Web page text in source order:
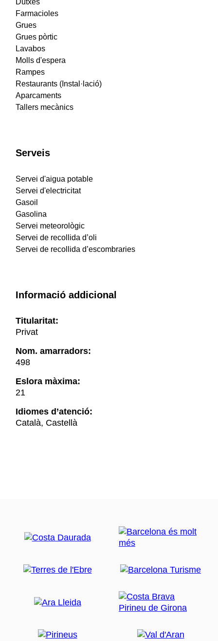
Dutxes
Farmacioles
Grues
Grues pòrtic
Lavabos
Molls d'espera
Rampes
Restaurants (Instal·lació)
Aparcaments
Tallers mecànics
Serveis
Servei d'aigua potable
Servei d'electricitat
Gasoil
Gasolina
Servei meteorològic
Servei de recollida d’oli
Servei de recollida d’escombraries
Informació addicional
Titularitat:
Privat
Nom. amarradors:
498
Eslora màxima:
21
Idiomes d’atenció:
Català, Castellà